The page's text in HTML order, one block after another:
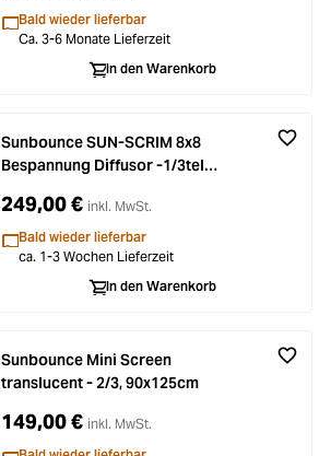
Bald wieder lieferbar
Ca. 3-6 Monate Lieferzeit
In den Warenkorb
Sunbounce SUN-SCRIM 8x8
Bespannung Diffusor -1/3tel
249,00 € inkl. MwSt.
Bald wieder lieferbar
ca. 1-3 Wochen Lieferzeit
In den Warenkorb
Sunbounce Mini Screen
translucent - 2/3, 90x125cm
149,00 € inkl. MwSt.